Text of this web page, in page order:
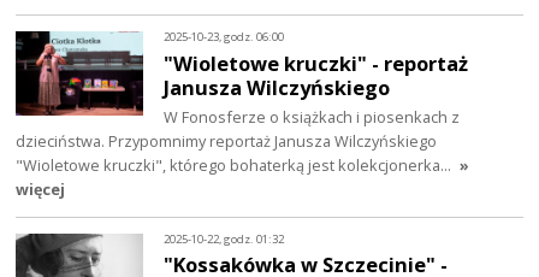
2025-10-23, godz. 06:00
"Wioletowe kruczki" - reportaż
Janusza Wilczyńskiego
W Fonosferze o książkach i piosenkach z
dzieciństwa. Przypomnimy reportaż Janusza Wilczyńskiego
"Wioletowe kruczki", którego bohaterką jest kolekcjonerka… »
więcej
2025-10-22, godz. 01:32
"Kossakówka w Szczecinie" -